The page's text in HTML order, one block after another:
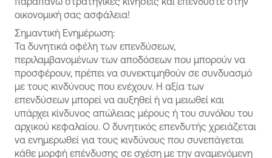
οικονομική σας ασφάλεια!
Σημαντική Ενημέρωση:
Τα δυνητικά οφέλη των επενδύσεων,
περιλαμβανομένων των αποδόσεων που μπορούν να
προσφέρουν, πρέπει να συνεκτιμηθούν σε συνδυασμό
με τους κινδύνους που ενέχουν. Η αξία των
επενδύσεων μπορεί να αυξηθεί ή να μειωθεί και
υπάρχει κίνδυνος απώλειας μέρους ή του συνόλου του
αρχικού κεφαλαίου. Ο δυνητικός επενδυτής χρειάζεται
να ενημερωθεί για τους κινδύνους που συνεπάγεται
κάθε μορφή επένδυσης σε σχέση με την αναμενόμενη